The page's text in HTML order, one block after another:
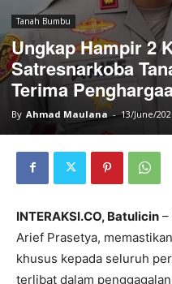
Tanah Bumbu
Ungkap Hampir 2
Satresnarkoba
Terima
By Ahmad Maulana - 13/June/
INTERAKSI.CO, Batulicin –
Arief Prasetya,
khusus kepada seluruh
terlibat dalam